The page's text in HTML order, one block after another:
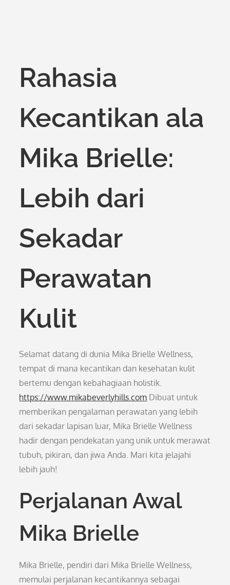
Rahasia
Kecantikan ala
Mika Brielle:
Lebih dari
Sekadar
Perawatan
Kulit
Selamat datang di dunia Mika Brielle Wellness,
tempat di mana kecantikan dan kesehatan kulit
bertemu dengan kebahagiaan holistik.
https://www.mikabeverlyhills.com Dibuat untuk
memberikan pengalaman perawatan yang lebih
dari sekadar lapisan luar, Mika Brielle Wellness
hadir dengan pendekatan yang unik untuk merawat
tubuh, pikiran, dan jiwa Anda. Mari kita jelajahi
lebih jauh!
Perjalanan Awal
Mika Brielle
Mika Brielle, pendiri dari Mika Brielle Wellness,
memulai perjalanan kecantikannya sebagai